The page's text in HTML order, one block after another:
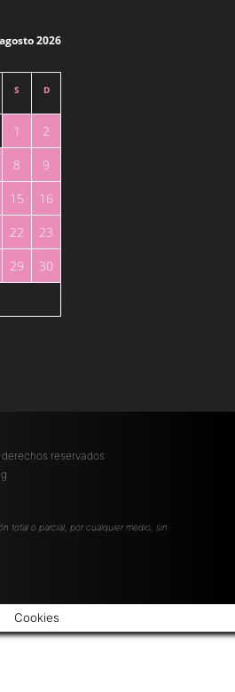
agosto 2026
S D
1
2
8
9
15
16
22
23
29
30
reservados
total o parcial, por cualquier medio, sin
Cookies